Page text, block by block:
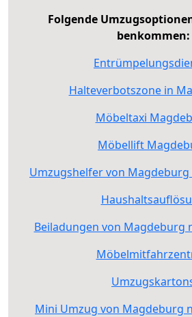
Folgende
benkommen:
Halteverbotszone in
Möbeltaxi
Möbellift
Umzugshelfer von
Beiladungen von Magdeburg
Mini Umzug von Magdeburg